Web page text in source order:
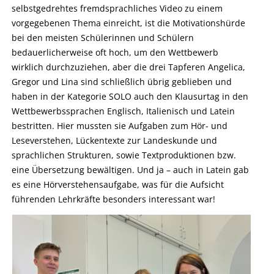
selbstgedrehtes fremdsprachliches Video zu einem
vorgegebenen Thema einreicht, ist die Motivationshürde
bei den meisten Schülerinnen und Schülern
bedauerlicherweise oft hoch, um den Wettbewerb
wirklich durchzuziehen, aber die drei Tapferen Angelica,
Gregor und Lina sind schließlich übrig geblieben und
haben in der Kategorie SOLO auch den Klausurtag in den
Wettbewerbssprachen Englisch, Italienisch und Latein
bestritten. Hier mussten sie Aufgaben zum Hör- und
Leseverstehen, Lückentexte zur Landeskunde und
sprachlichen Strukturen, sowie Textproduktionen bzw.
eine Übersetzung bewältigen. Und ja – auch in Latein gab
es eine Hörverstehensaufgabe, was für die Aufsicht
führenden Lehrkräfte besonders interessant war!